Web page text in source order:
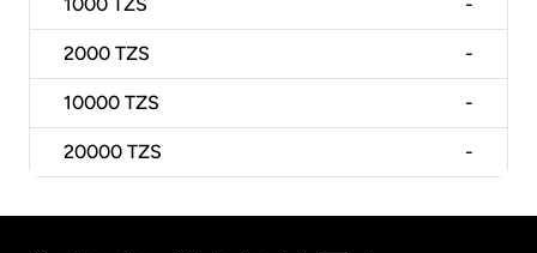
1000 TZS -
2000 TZS -
10000 TZS -
20000 TZS -